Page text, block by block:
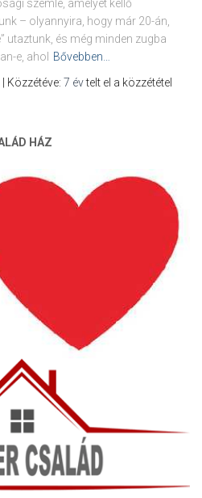
szemle, amelyet kellő
– olyannyira, hogy már 20-án,
utaztunk, és még minden zugba
e, ahol
Bővebben…
| Közzétéve: 7 évtelt el a közzététel
HÁZ